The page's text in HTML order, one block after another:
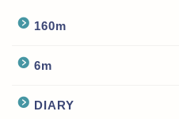
160m
6m
DIARY